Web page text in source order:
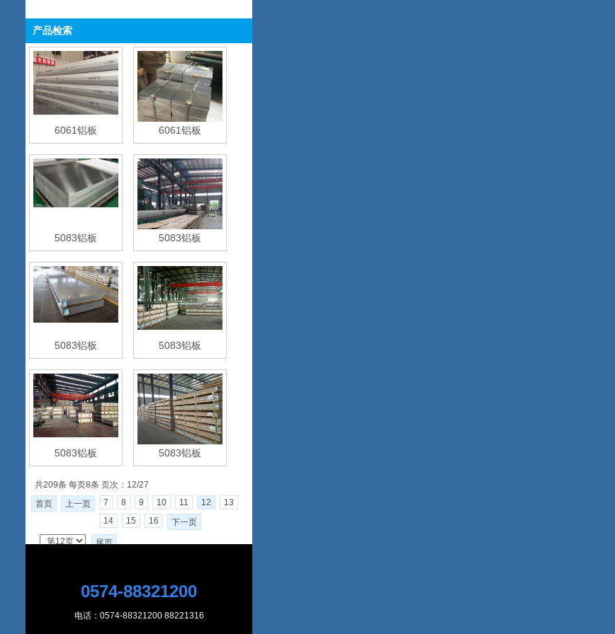
产品检索
6061铝板 6061铝板
5083铝板 5083铝板
5083铝板 5083铝板
5083铝板 5083铝板
共209条 每页8条 页次：12/27
首页
上一页 7 8 9 10 11 12
13
14
15 16 下一页
尾页
0574-88321200
电话：0574-88321200 88221316